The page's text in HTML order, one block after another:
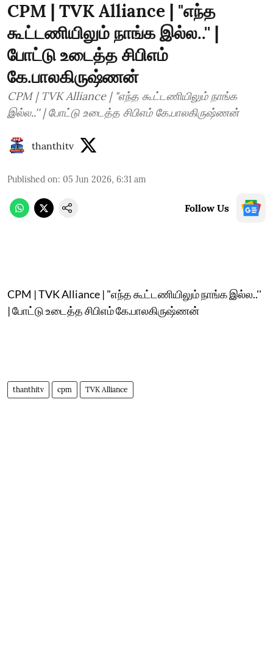
CPM | TVK Alliance | "எந்த
கூட்டணியிலும் நாங்க இல்ல..'' |
போட்டு உடைத்த சிபிஎம்
கே.பாலகிருஷ்ணன்
CPM | TVK Alliance | "எந்த கூட்டணியிலும் நாங்க
இல்ல..'' | போட்டு உடைத்த சிபிஎம் கே.பாலகிருஷ்ணன்
thanthitv
Published on: 05 Jun 2026, 6:31 am
Follow Us
CPM | TVK Alliance | "எந்த கூட்டணியிலும் நாங்க இல்ல..''
| போட்டு உடைத்த சிபிஎம் கே.பாலகிருஷ்ணன்
thanthitv cpm TVK Alliance